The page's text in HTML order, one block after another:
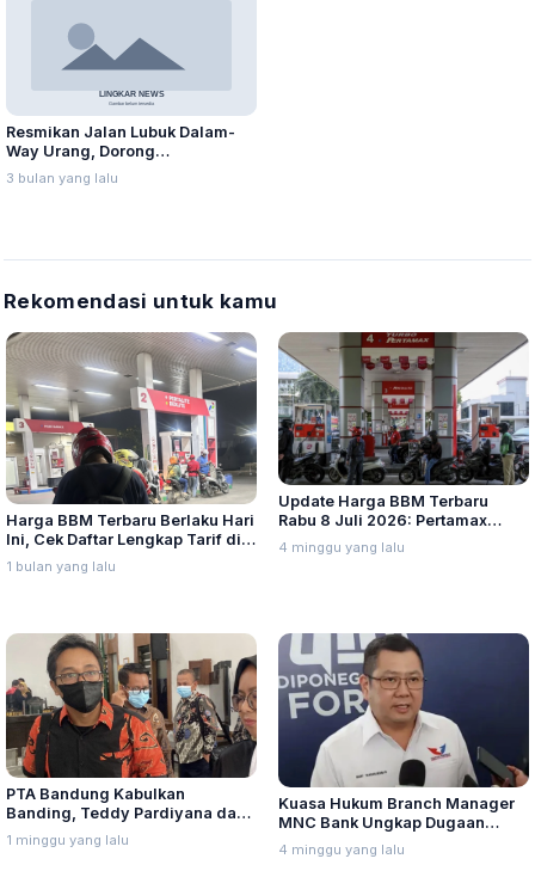
Resmikan Jalan Lubuk Dalam-
Way Urang, Dorong
Perekonomian Kawasan Wisata
Batu Rame,
3 bulan yang lalu
Rekomendasi untuk kamu
Harga BBM Terbaru Berlaku Hari
Ini, Cek Daftar Lengkap Tarif di
Seluruh Indonesia
1 bulan yang lalu
Update Harga BBM Terbaru
Rabu 8 Juli 2026: Pertamax
Turbo, Dexlite, dan Pertamina
Dex Turun
4 minggu yang lalu
PTA Bandung Kabulkan
Banding, Teddy Pardiyana dan
Bintang Ditetapkan Ahli Waris
Lina Jubaedah
1 minggu yang lalu
Kuasa Hukum Branch Manager
MNC Bank Ungkap Dugaan
Penganiayaan oleh Hary Tanoe
di MNC Towe
4 minggu yang lalu